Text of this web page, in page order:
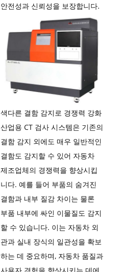
안전성과 신뢰성을 보장합니다.
색다른 결함 감지로 경쟁력 강화
산업용 CT 검사 시스템은 기존의
결함 감지 외에도 매우 일반적인
결함도 감지할 수 있어 자동차
제조업체의 경쟁력을 향상시킵
니다. 예를 들어 부품의 숨겨진
결함과 내부 질감 차이는 물론
부품 내부에 싸인 이물질도 감지
할 수 있습니다. 이는 자동차 외
관과 실내 장식의 일관성을 확보
하는 데 중요하며, 자동차 품질과